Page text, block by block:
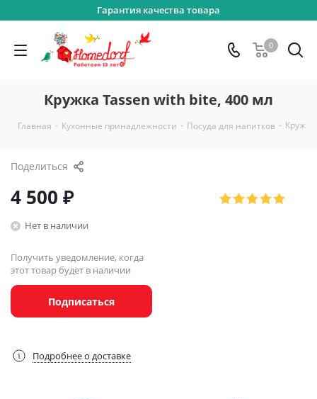
Гарантия качества товара
0
Кружка Tassen with bite, 400 мл
Главная - Кухонные принадлежности - Посуда для напитков -
Поделиться
4 500 ₽
Нет в наличии
Получить уведомление, когда
этот товар будет в наличии
Подписаться
Подробнее о доставке